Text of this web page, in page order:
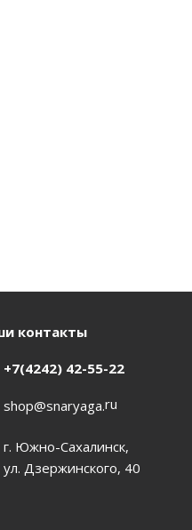
контакты
+7(4242) 42-55-22
shop@snaryaga.ru
г. Южно-Сахалинск,
ул. Дзержинского, 40